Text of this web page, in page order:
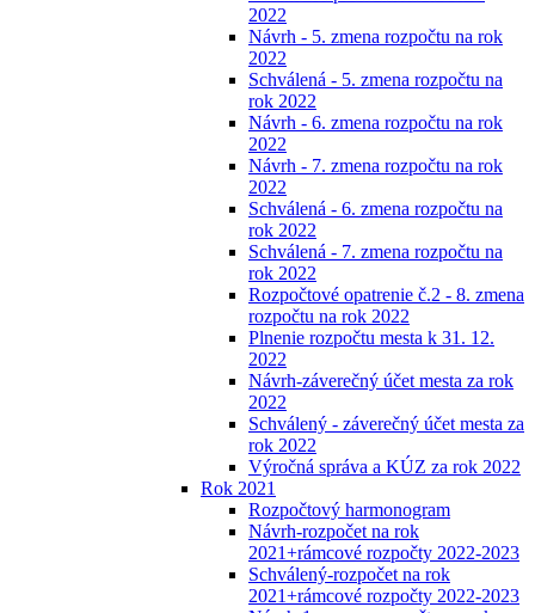
2022
Návrh - 5. zmena rozpočtu na rok
2022
Schválená - 5. zmena rozpočtu na
rok 2022
Návrh - 6. zmena rozpočtu na rok
2022
Návrh - 7. zmena rozpočtu na rok
2022
Schválená - 6. zmena rozpočtu na
rok 2022
Schválená - 7. zmena rozpočtu na
rok 2022
Rozpočtové opatrenie č.2 - 8. zmena
rozpočtu na rok 2022
Plnenie rozpočtu mesta k 31. 12.
2022
Návrh-záverečný účet mesta za rok
2022
Schválený - záverečný účet mesta za
rok 2022
Výročná správa a KÚZ za rok 2022
Rok 2021
Rozpočtový harmonogram
Návrh-rozpočet na rok
2021+rámcové rozpočty 2022-2023
Schválený-rozpočet na rok
2021+rámcové rozpočty 2022-2023